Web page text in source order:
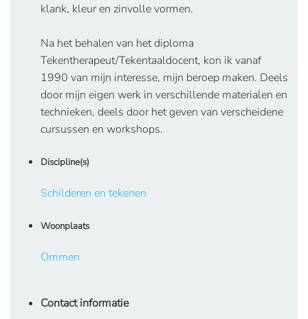
klank, kleur en zinvolle vormen.
Na het behalen van het diploma
Tekentherapeut/Tekentaaldocent, kon ik vanaf
1990 van mijn interesse, mijn beroep maken. Deels
door mijn eigen werk in verschillende materialen en
technieken, deels door het geven van verscheidene
cursussen en workshops.
Discipline(s)
Schilderen en tekenen
Woonplaats
Ommen
Contact informatie